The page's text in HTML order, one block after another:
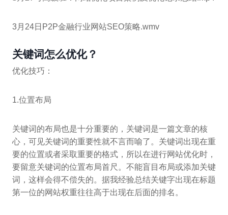
3月24日P2P金融行业网站SEO策略.wmv
关键词怎么优化？
优化技巧：
1.位置布局
关键词的布局也是十分重要的，关键词是一篇文章的核
心，可见关键词的重要性就不言而喻了。关键词出现在重
要的位置或者采取重要的格式，所以在进行网站优化时，
要留意关键词的位置布局首尺。不能盲目布局或添加关键
词，这样会得不偿失的。据我经验总结关键字出现在标题
第一位的网站权重往往高于出现在后面的排名。